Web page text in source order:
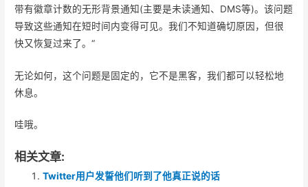
带有徽章计数的无形背景通知(主要是未读通知、DMS等)。该问题
导致这些通知在短时间内变得可见。我们不知道确切原因，但很
快又恢复过来了。“
无论如何，这个问题是固定的，它不是黑客，我们都可以轻松地
休息。
哇哦。
相关文章:
Twitter用户发誓他们听到了他真正说的话